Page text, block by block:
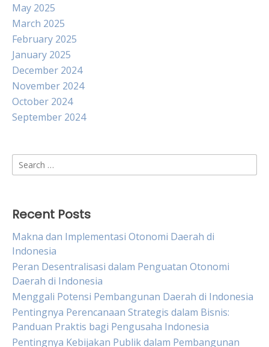
May 2025
March 2025
February 2025
January 2025
December 2024
November 2024
October 2024
September 2024
Search
for:
Recent Posts
Makna dan Implementasi Otonomi Daerah di
Indonesia
Peran Desentralisasi dalam Penguatan Otonomi
Daerah di Indonesia
Menggali Potensi Pembangunan Daerah di Indonesia
Pentingnya Perencanaan Strategis dalam Bisnis:
Panduan Praktis bagi Pengusaha Indonesia
Pentingnya Kebijakan Publik dalam Pembangunan